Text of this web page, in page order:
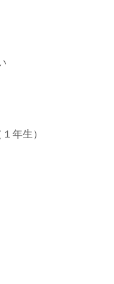
年生）